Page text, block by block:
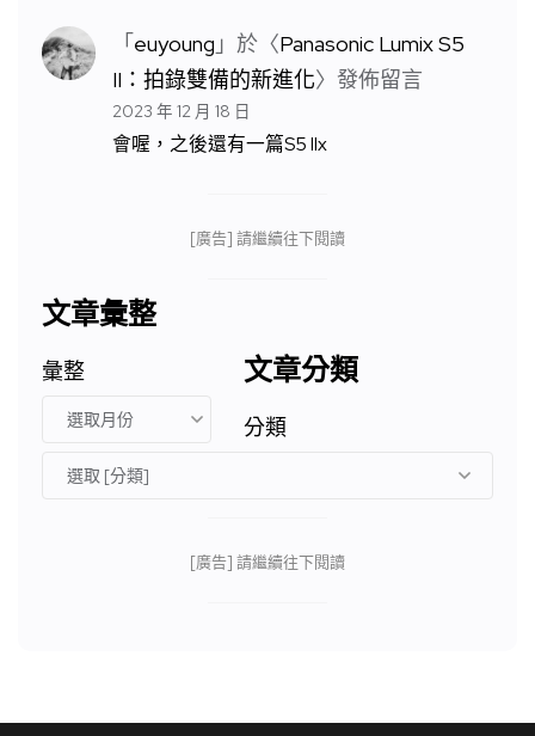
「euyoung 」於〈Panasonic Lumix S5
II：拍錄雙備的新進化〉發佈留言
2023 年 12 月 18 日
會喔，之後還有一篇S5 IIx
[廣告] 請繼續往下閱讀
文章彙整
彙整 文章分類
分類
[廣告] 請繼續往下閱讀